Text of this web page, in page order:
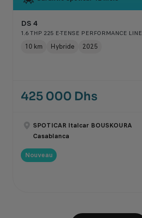
DS 4
1.6 THP 225 E-TENSE PERFORMANCE LINE
10 km Hybride 2025
425 000 Dhs
SPOTICAR Italcar BOUSKOURA
Casablanca
Nouveau